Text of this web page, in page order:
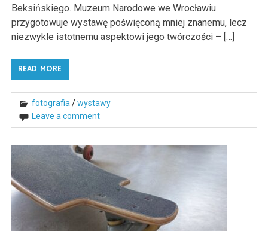
Beksińskiego. Muzeum Narodowe we Wrocławiu
przygotowuje wystawę poświęconą mniej znanemu, lecz
niezwykle istotnemu aspektowi jego twórczości – […]
READ MORE
fotografia /wystawy
Leave a comment